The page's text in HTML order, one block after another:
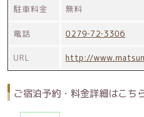
駐車料金 無料
電話 0279‐72‐3306
URL http://
ご宿泊予約・料金詳細はこち